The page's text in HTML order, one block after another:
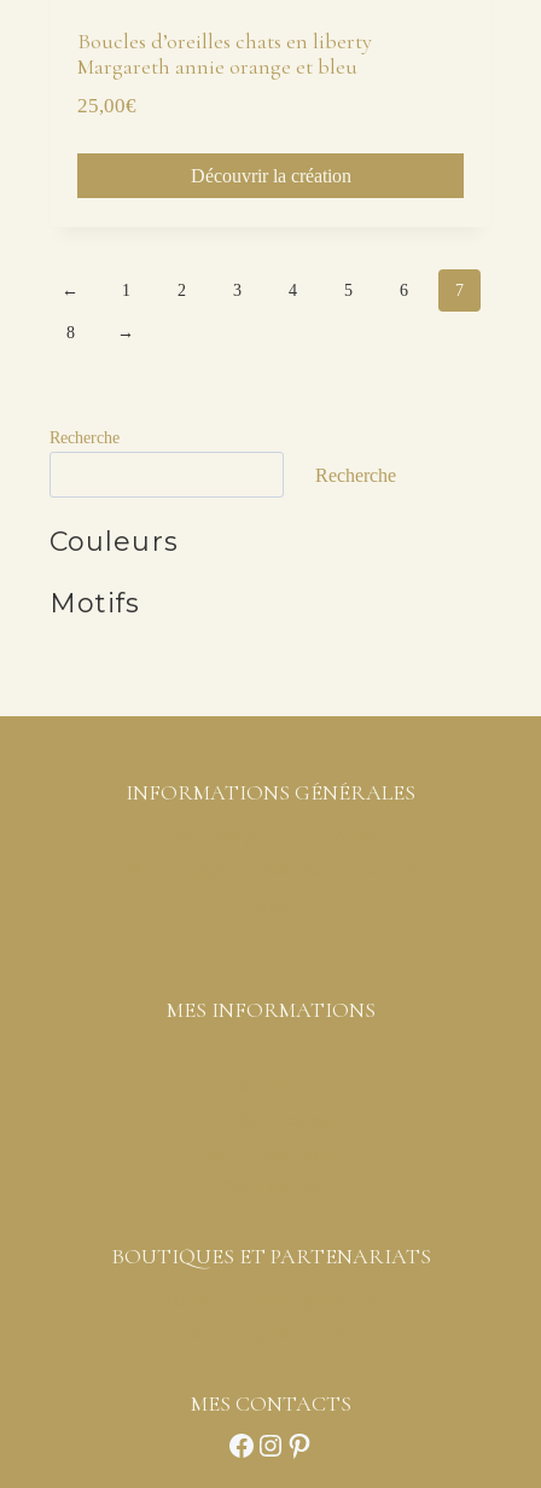
Boucles d’oreilles chats en liberty
Margareth annie orange et bleu
25,00€
Découvrir la création
← 1 2 3 4 5 6 7
8 →
Recherche
Recherche
Couleurs
Motifs
INFORMATIONS GÉNÉRALES
MES INFORMATIONS
BOUTIQUES ET PARTENARIATS
MES CONTACTS
Facebook
Instagram
Pinterest